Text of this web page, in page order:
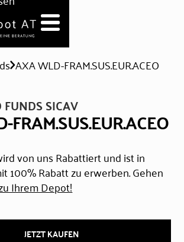
AXA WLD-FRAM.SUS.EUR.ACEO
SICAV
von uns Rabattiert und ist in
100% Rabatt zu erwerben. Gehen
Ihrem Depot!
JETZT KAUFEN